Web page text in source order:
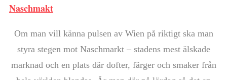
Naschmakt
Om man vill känna pulsen av Wien på riktigt ska man
styra stegen mot Naschmarkt – stadens mest älskade
marknad och en plats där dofter, färger och smaker från